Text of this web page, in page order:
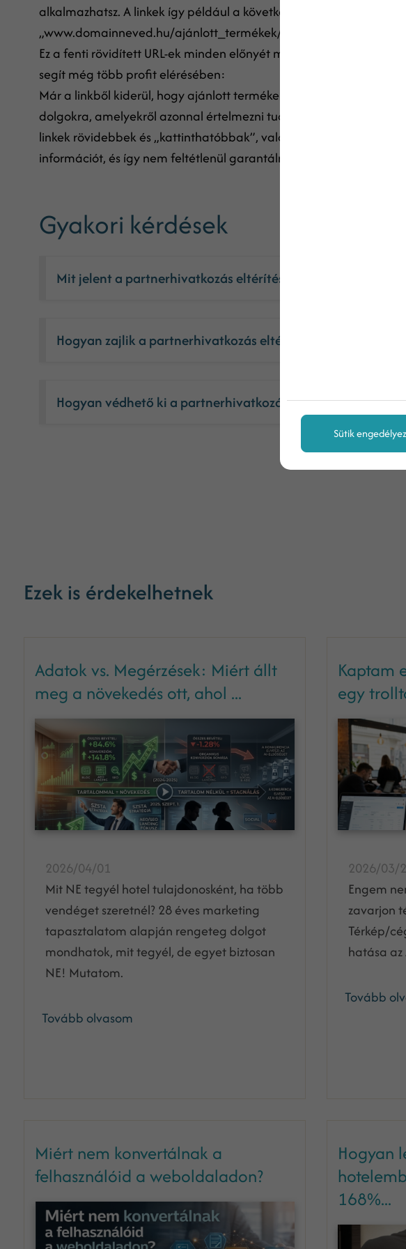
alkalmazhatsz. A linkek így például a következőképpen nézhetnek ki:
„www.domainneved.hu/ajánlott_termékek/termék_abc”.
Ez a fenti rövidített URL-ek minden előnyét magában hordozza, de
segít még több profit elérésében:
Már a linkből kiderül, hogy ajánlott termékekről szól. Az emberek
dolgokra, amelyekről azonnal értelmezni tudják, hogy mit
linkek rövidebbek és „kattinthatóbbak”, valójában nem
információt, és így nem feltétlenül garantálnak annyi kattintást,
Gyakori kérdések
Mit jelent a partnerhivatkozás eltérítése?
Hogyan zajlik a partnerhivatkozás eltérítése?
Hogyan védhető ki a partnerhivatkozás eltérítése?
Ezek is érdekelhetnek
Adatok vs. Megérzések: Miért állt
meg a növekedés ott, ahol ...
2026/04/01
Mit NE tegyél hotel tulajdonosként, ha több
vendéget szeretnél? 28 éves marketing
tapasztalatom alapján rengeteg dolgot
mondhatok, mit tegyél, de egyet biztosan
NE! Mutatom.
Tovább olvasom
Kaptam
egy
2026/03/
Engem
zavarjon
Térkép/
hatása az
Tovább
Miért nem konvertálnak a
felhasználóid a weboldaladon?
Hogyan
168%...
Sütik